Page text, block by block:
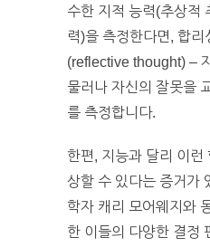
수한 지적 능력(추상적
력)을 측정한다면, 합
(reflective thought) –
물러나 자신의 잘못을
를 측정합니다.
한편, 지능과 달리 이런
상할 수 있다는 증거가
학자 캐리 모어웨지와
한 이들의 다양한 결정